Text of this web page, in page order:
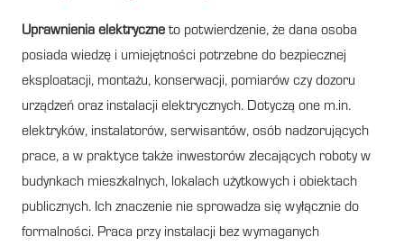
Uprawnienia elektryczne to potwierdzenie, że dana osoba
posiada wiedzę i umiejętności potrzebne do bezpiecznej
eksploatacji, montażu, konserwacji, pomiarów czy dozoru
urządzeń oraz instalacji elektrycznych. Dotyczą one m.in.
elektryków, instalatorów, serwisantów, osób nadzorujących
prace, a w praktyce także inwestorów zlecających roboty w
budynkach mieszkalnych, lokalach użytkowych i obiektach
publicznych. Ich znaczenie nie sprowadza się wyłącznie do
formalności. Praca przy instalacji bez wymaganych